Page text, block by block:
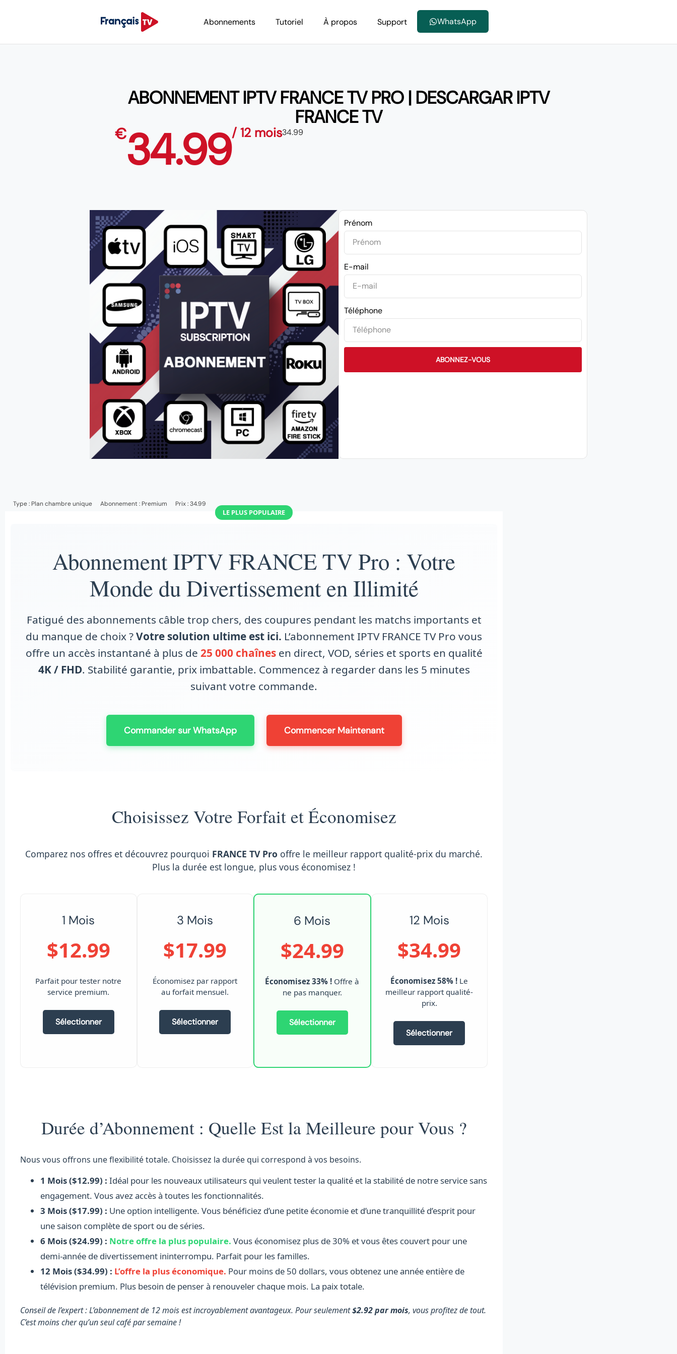
Abonnements Tutoriel À propos Support WhatsApp
ABONNEMENT IPTV FRANCE TV PRO | DESCARGAR IPTV
FRANCE TV
€34.99/ 12 mois34.99
Prénom
E-mail
Téléphone
ABONNEZ-VOUS
Type : Plan chambre unique Abonnement : Premium Prix : 34.99
Abonnement IPTV FRANCE TV Pro : Votre
Monde du Divertissement en Illimité
Fatigué des abonnements câble trop chers, des coupures pendant les matchs importants et
du manque de choix ?Votre solution ultime est ici. L’abonnement IPTV FRANCE TV Pro vous
offre un accès instantané à plus de 25 000 chaînesen direct, VOD, séries et sports en qualité
4K / FHD. Stabilité garantie, prix imbattable. Commencez à regarder dans les 5 minutes
suivant votre commande.
Commander sur WhatsApp Commencer Maintenant
Choisissez Votre Forfait et Économisez
Comparez nos offres et découvrez pourquoi FRANCE TV Pro offre le meilleur rapport qualité-prix du marché.
Plus la durée est longue, plus vous économisez !
1 Mois
$12.99
Parfait pour tester notre
service premium.
Sélectionner
3 Mois
$17.99
Économisez par rapport
au forfait mensuel.
Sélectionner
LE PLUS POPULAIRE
6 Mois
$24.99
Économisez 33% ! Offre à
ne pas manquer.
Sélectionner
12 Mois
$34.99
Économisez 58% ! Le
meilleur rapport qualité-
prix.
Sélectionner
Durée d’Abonnement : Quelle Est la Meilleure pour Vous ?
Nous vous offrons une flexibilité totale. Choisissez la durée qui correspond à vos besoins.
1 Mois ($12.99) : Idéal pour les nouveaux utilisateurs qui veulent tester la qualité et la stabilité de notre service sans
engagement. Vous avez accès à toutes les fonctionnalités.
3 Mois ($17.99) : Une option intelligente. Vous bénéficiez d’une petite économie et d’une tranquillité d’esprit pour
une saison complète de sport ou de séries.
6 Mois ($24.99) : Notre offre la plus populaire. Vous économisez plus de 30% et vous êtes couvert pour une
demi-année de divertissement ininterrompu. Parfait pour les familles.
12 Mois ($34.99) : L’offre la plus économique. Pour moins de 50 dollars, vous obtenez une année entière de
télévision premium. Plus besoin de penser à renouveler chaque mois. La paix totale.
Conseil de l’expert : L’abonnement de 12 mois est incroyablement avantageux. Pour seulement$2.92 par mois, vous profitez de tout.
C’est moins cher qu’un seul café par semaine !